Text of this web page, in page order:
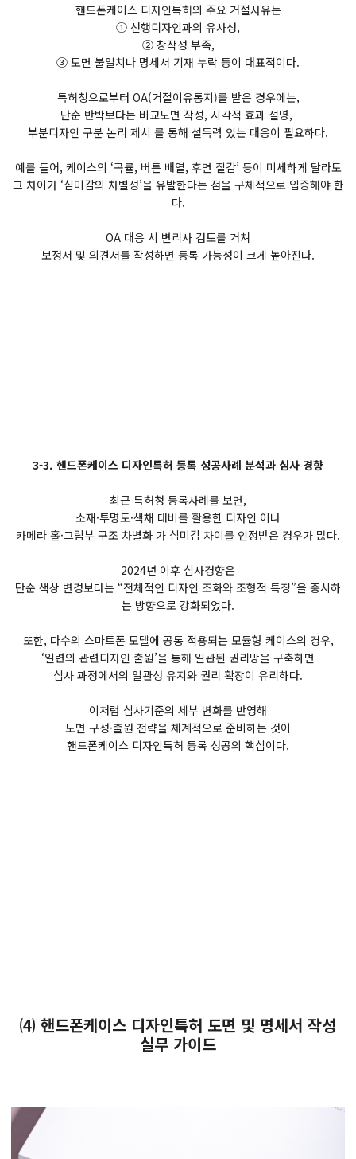
핸드폰케이스 디자인특허의 주요 거절사유는
① 선행디자인과의 유사성,
② 창작성 부족,
③ 도면 불일치나 명세서 기재 누락 등이 대표적이다.
특허청으로부터 OA(거절이유통지)를 받은 경우에는,
단순 반박보다는 비교도면 작성, 시각적 효과 설명,
부분디자인 구분 논리 제시 를 통해 설득력 있는 대응이 필요하다.
예를 들어, 케이스의 ‘곡률, 버튼 배열, 후면 질감’ 등이 미세하게 달라도
그 차이가 ‘심미감의 차별성’을 유발한다는 점을 구체적으로 입증해야 한
다.
OA 대응 시 변리사 검토를 거쳐
보정서 및 의견서를 작성하면 등록 가능성이 크게 높아진다.
3-3. 핸드폰케이스 디자인특허 등록 성공사례 분석과 심사 경향
최근 특허청 등록사례를 보면,
소재·투명도·색채 대비를 활용한 디자인 이나
카메라 홀·그립부 구조 차별화 가 심미감 차이를 인정받은 경우가 많다.
2024년 이후 심사경향은
단순 색상 변경보다는 “전체적인 디자인 조화와 조형적 특징”을 중시하
는 방향으로 강화되었다.
또한, 다수의 스마트폰 모델에 공통 적용되는 모듈형 케이스의 경우,
‘일련의 관련디자인 출원’을 통해 일관된 권리망을 구축하면
심사 과정에서의 일관성 유지와 권리 확장이 유리하다.
이처럼 심사기준의 세부 변화를 반영해
도면 구성·출원 전략을 체계적으로 준비하는 것이
핸드폰케이스 디자인특허 등록 성공의 핵심이다.
⑷ 핸드폰케이스 디자인특허 도면 및 명세서 작성
실무 가이드